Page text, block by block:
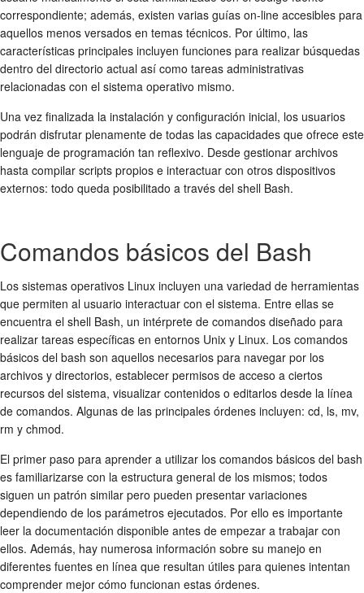
correspondiente; además, existen varias guías on-line accesibles para
aquellos menos versados en temas técnicos. Por último, las
características principales incluyen funciones para realizar búsquedas
dentro del directorio actual así como tareas administrativas
relacionadas con el sistema operativo mismo.
Una vez finalizada la instalación y configuración inicial, los usuarios
podrán disfrutar plenamente de todas las capacidades que ofrece este
lenguaje de programación tan reflexivo. Desde gestionar archivos
hasta compilar scripts propios e interactuar con otros dispositivos
externos: todo queda posibilitado a través del shell Bash.
Comandos básicos del Bash
Los sistemas operativos Linux incluyen una variedad de herramientas
que permiten al usuario interactuar con el sistema. Entre ellas se
encuentra el shell Bash, un intérprete de comandos diseñado para
realizar tareas específicas en entornos Unix y Linux. Los comandos
básicos del bash son aquellos necesarios para navegar por los
archivos y directorios, establecer permisos de acceso a ciertos
recursos del sistema, visualizar contenidos o editarlos desde la línea
de comandos. Algunas de las principales órdenes incluyen: cd, ls, mv,
rm y chmod.
El primer paso para aprender a utilizar los comandos básicos del bash
es familiarizarse con la estructura general de los mismos; todos
siguen un patrón similar pero pueden presentar variaciones
dependiendo de los parámetros ejecutados. Por ello es importante
leer la documentación disponible antes de empezar a trabajar con
ellos. Además, hay numerosa información sobre su manejo en
diferentes fuentes en línea que resultan útiles para quienes intentan
comprender mejor cómo funcionan estas órdenes.